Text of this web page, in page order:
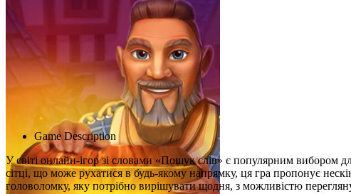
Game Description
У світі онлайн-ігор зі словами «Пошук слів» є популярним вибором
сітці, що може рухатися в будь-якому напрямку, ця гра пропонує
головоломку, яку потрібно вирішувати щодня, з можливістю